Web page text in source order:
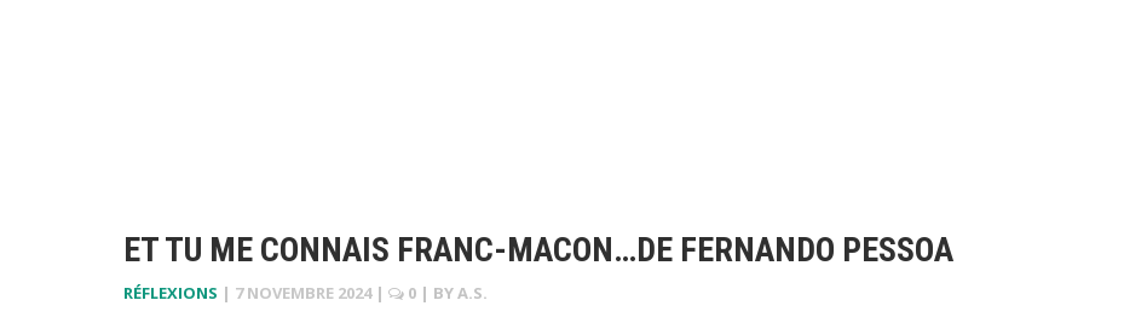
ET TU ME CONNAIS FRANC-MACON…DE FERNANDO PESSOA
RÉFLEXIONS | 7 NOVEMBRE 2024 | 0 | BYA.S.